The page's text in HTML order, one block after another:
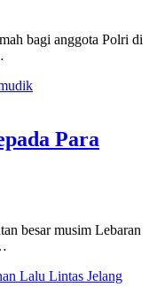
bagi anggota Polri di
Para
besar musim Lebaran